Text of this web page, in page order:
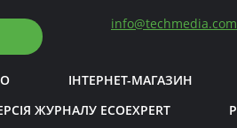
info@
ІНТЕРНЕТ-МАГАЗИН
ЖУРНАЛУ ECOEXPERT